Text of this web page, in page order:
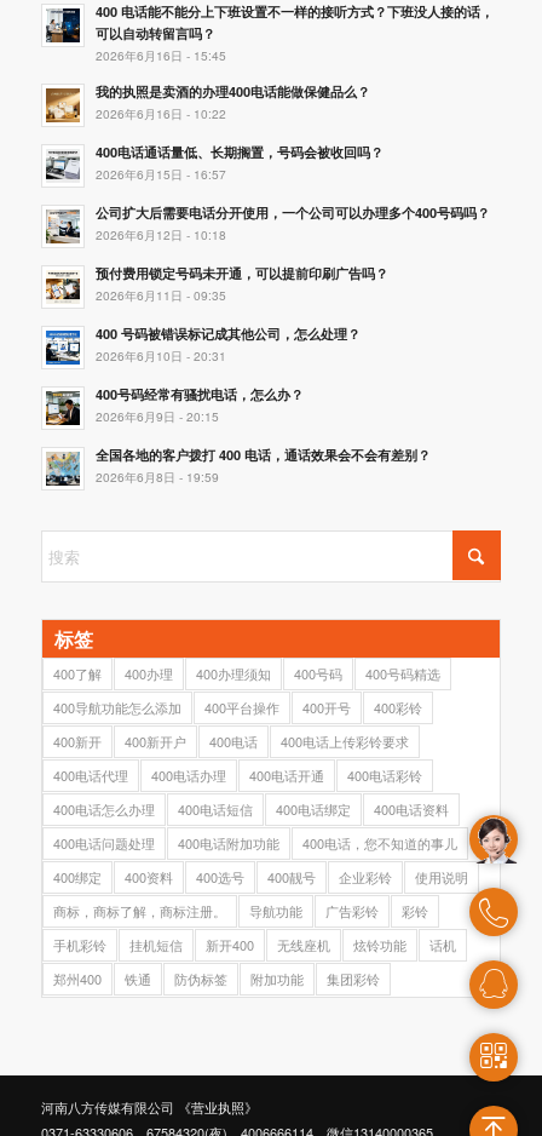
400 电话能不能分上下班设置不一样的接听方式？下班没人接的话，
可以自动转留言吗？
2026年6月16日 - 15:45
我的执照是卖酒的办理400电话能做保健品么？
2026年6月16日 - 10:22
400电话通话量低、长期搁置，号码会被收回吗？
2026年6月15日 - 16:57
公司扩大后需要电话分开使用，一个公司可以办理多个400号码吗？
2026年6月12日 - 10:18
预付费用锁定号码未开通，可以提前印刷广告吗？
2026年6月11日 - 09:35
400 号码被错误标记成其他公司，怎么处理？
2026年6月10日 - 20:31
400号码经常有骚扰电话，怎么办？
2026年6月9日 - 20:15
全国各地的客户拨打 400 电话，通话效果会不会有差别？
2026年6月8日 - 19:59
标签
400了解 400办理 400办理须知 400号码
400号码精选
400导航功能怎么添加
400平台操作 400开号
400彩铃
400新开
400新开户 400电话
400电话上传彩铃要求
400电话代理
400电话办理 400电话开通
400电话彩铃
400电话怎么办理
400电话短信 400电话绑定
400电话资料
400电话问题处理
400电话附加功能
400电话，您不知道的事儿
400绑定
400资料 400选号 400靓号 企业彩铃
使用说明
商标，商标了解，商标注册。
导航功能 广告彩铃
彩铃
手机彩铃
挂机短信 新开400 无线座机 炫铃功能
话机
郑州400
铁通 防伪标签 附加功能 集团彩铃
河南八方传媒有限公司
《营业执照》
0371-63330606，67584320(夜)，4006666114，微信13140000365